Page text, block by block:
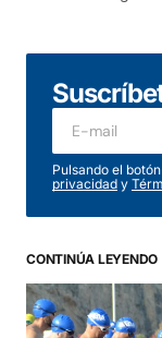
Pulsando el
privacidad y
CONTINÚA LEYENDO